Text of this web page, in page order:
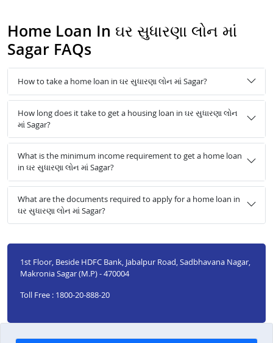
Home Loan In ઘર સુધારણા લોન માં
Sagar FAQs
How to take a home loan in ઘર સુધારણા લોન માં Sagar?
How long does it take to get a housing loan in ઘર સુધારણા લોન
માં Sagar?
What is the minimum income requirement to get a home loan
in ઘર સુધારણા લોન માં Sagar?
What are the documents required to apply for a home loan in
ઘર સુધારણા લોન માં Sagar?
1st Floor, Beside HDFC Bank, Jabalpur Road, Sadbhavana Nagar,
Makronia Sagar (M.P) - 470004
Toll Free : 1800-20-888-20